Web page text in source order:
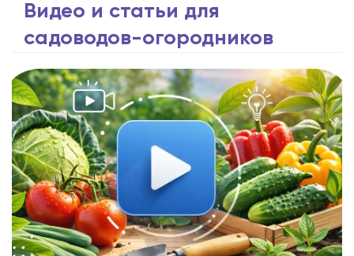
Видео и статьи для
садоводов-огородников